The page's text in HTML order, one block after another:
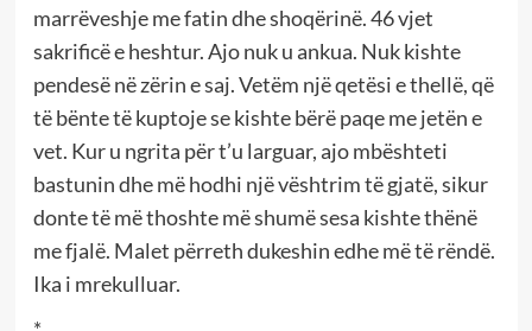
marrëveshje me fatin dhe shoqërinë. 46 vjet
sakrificë e heshtur. Ajo nuk u ankua. Nuk kishte
pendesë në zërin e saj. Vetëm një qetësi e thellë, që
të bënte të kuptoje se kishte bërë paqe me jetën e
vet. Kur u ngrita për t’u larguar, ajo mbështeti
bastunin dhe më hodhi një vështrim të gjatë, sikur
donte të më thoshte më shumë sesa kishte thënë
me fjalë. Malet përreth dukeshin edhe më të rëndë.
Ika i mrekulluar.